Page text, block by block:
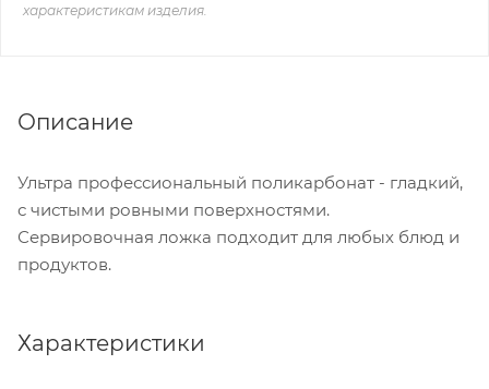
характеристикам изделия.
Описание
Ультра профессиональный поликарбонат - гладкий,
с чистыми ровными поверхностями.
Сервировочная ложка подходит для любых блюд и
продуктов.
Характеристики